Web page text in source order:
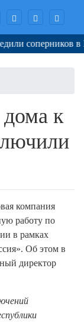
соперников в
дома к
компания
работу по
в рамках
Об этом в
директор